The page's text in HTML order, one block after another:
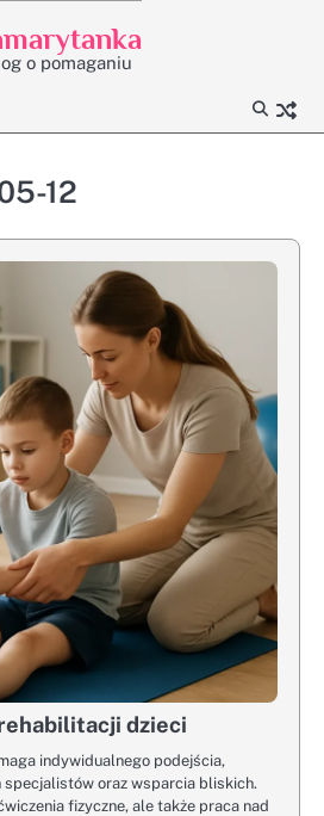
o pomaganiu
12
dzieci
indywidualnego podejścia,
specjalistów oraz wsparcia bliskich.
fizyczne, ale także praca nad